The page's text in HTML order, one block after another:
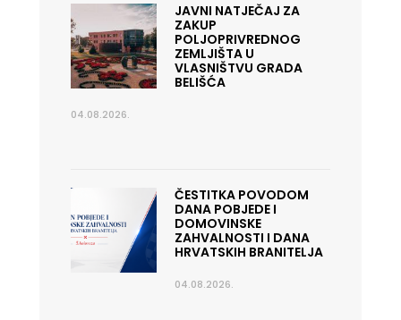
JAVNI NATJEČAJ ZA
ZAKUP
POLJOPRIVREDNOG
ZEMLJIŠTA U
VLASNIŠTVU GRADA
BELIŠĆA
04.08.2026.
ČESTITKA POVODOM
DANA POBJEDE I
DOMOVINSKE
ZAHVALNOSTI I DANA
HRVATSKIH BRANITELJA
04.08.2026.